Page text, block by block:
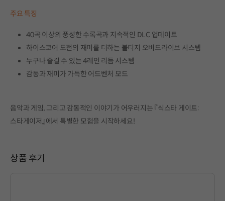
주요 특징
40곡 이상의 풍성한 수록곡과 지속적인 DLC 업데이트
하이스코어 도전의 재미를 더하는 볼티지 오버드라이브 시스템
누구나 즐길 수 있는 4레인 리듬 시스템
감동과 재미가 가득한 어드벤처 모드
음악과 게임, 그리고 감동적인 이야기가 어우러지는 『식스타 게이트:
스타게이저』에서 특별한 모험을 시작하세요!
상품 후기